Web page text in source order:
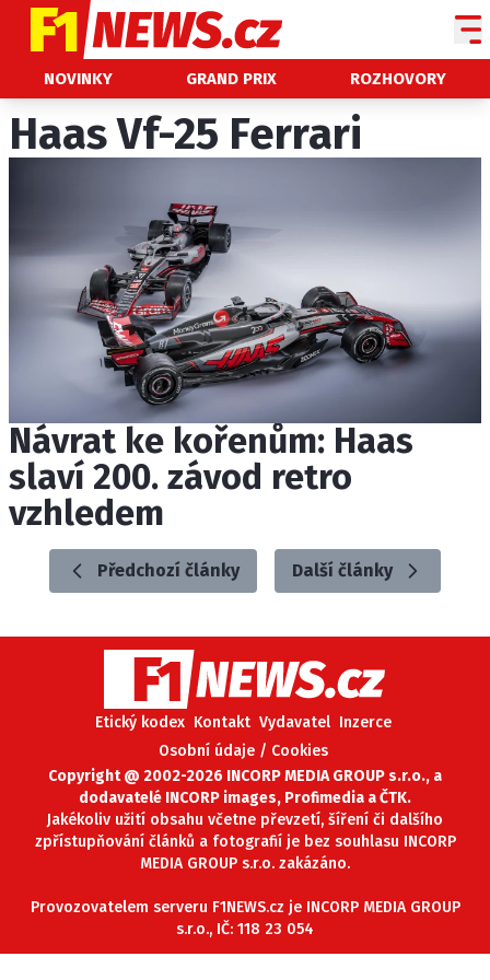
NOVINKY GRAND PRIX ROZHOVORY
NOVINKY
GRAND PRIX
HISTORIE GP
PROFILY JEZDCŮ
PROFILY TÝMŮ
ROZHOVORY
OSTATNÍ
SLEDUJTE NÁS NA |
VYDAVATEL
OSOBNÍ ÚDAJE / COOKIES
Provozovatelem serveru F1NEWS.cz je
INCORP MEDIA GROUP s.r.o., IČ: 118 23 054
Haas Vf-25 Ferrari
Návrat ke kořenům: Haas
slaví 200. závod retro
vzhledem
Předchozí články Další články
Etický kodex Kontakt Vydavatel Inzerce
Osobní údaje / Cookies
Copyright @ 2002-2026 INCORP MEDIA GROUP s.r.o., a
dodavatelé INCORP images, Profimedia a ČTK.
Jakékoliv užití obsahu včetne převzetí, šíření či dalšího
zpřístupňování článků a fotografií je bez souhlasu INCORP
MEDIA GROUP s.r.o. zakázáno.
Provozovatelem serveru F1NEWS.cz je INCORP MEDIA GROUP
s.r.o., IČ: 118 23 054